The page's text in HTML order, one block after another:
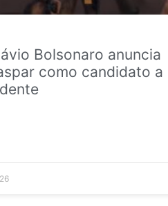
Bolsonaro anuncia
como candidato a